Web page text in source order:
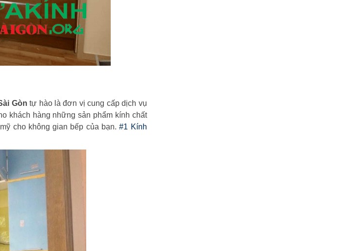
Gòn tự hào là đơn vị cung cấp dịch vụ
khách hàng những sản phẩm kính chất
cho không gian bếp của bạn.#1 Kính